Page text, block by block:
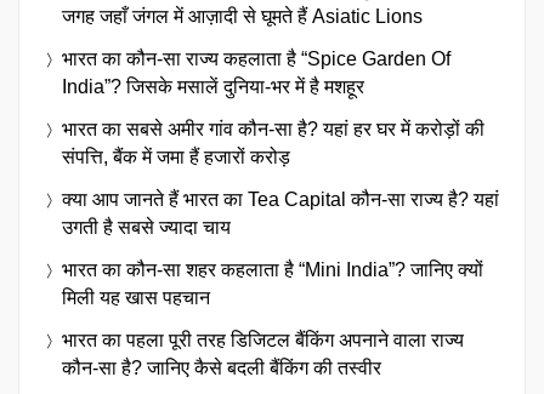
जगह जहाँ जंगल में आज़ादी से घूमते हैं Asiatic Lions
भारत का कौन-सा राज्य कहलाता है “Spice Garden Of
India”? जिसके मसालें दुनिया-भर में है मशहूर
भारत का सबसे अमीर गांव कौन-सा है? यहां हर घर में करोड़ों की
संपत्ति, बैंक में जमा हैं हजारों करोड़
क्या आप जानते हैं भारत का Tea Capital कौन-सा राज्य है? यहां
उगती है सबसे ज्यादा चाय
भारत का कौन-सा शहर कहलाता है “Mini India”? जानिए क्यों
मिली यह खास पहचान
भारत का पहला पूरी तरह डिजिटल बैंकिंग अपनाने वाला राज्य
कौन-सा है? जानिए कैसे बदली बैंकिंग की तस्वीर